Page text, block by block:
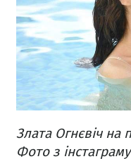
Злата Огнєвіч на
Фото з